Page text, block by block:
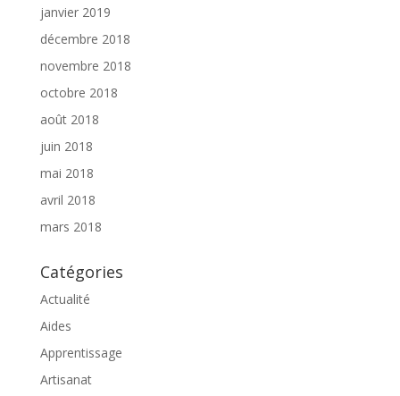
janvier 2019
décembre 2018
novembre 2018
octobre 2018
août 2018
juin 2018
mai 2018
avril 2018
mars 2018
Catégories
Actualité
Aides
Apprentissage
Artisanat